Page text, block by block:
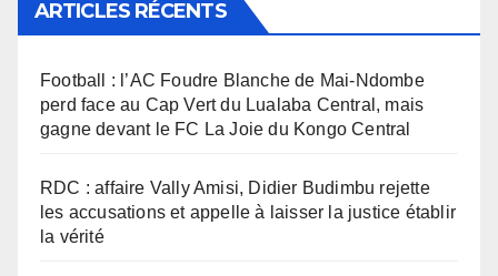
ARTICLES RÉCENTS
Football : l’AC Foudre Blanche de Mai-Ndombe
perd face au Cap Vert du Lualaba Central, mais
gagne devant le FC La Joie du Kongo Central
RDC : affaire Vally Amisi, Didier Budimbu rejette
les accusations et appelle à laisser la justice établir
la vérité